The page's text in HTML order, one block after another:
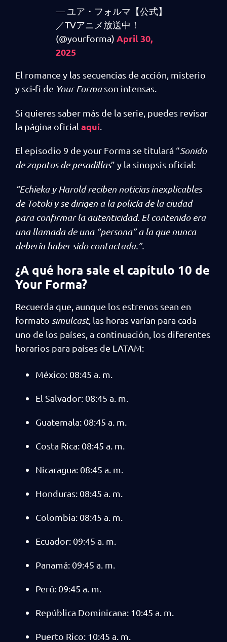
— ユア・フォルマ【公式】
／TVアニメ放送中！
(@yourforma) April 30,
2025
El romance y las secuencias de acción, misterio
y sci-fi de Your Formason intensas.
Si quieres saber más de la serie, puedes revisar
la página oficial aquí
El episodio 9 de your Forma se titulará “Sonido
de zapatos de pesadillas” y la sinopsis oficial:
“Echieka y Harold reciben noticias inexplicables
de Totoki y se dirigen a la policía de la ciudad
para confirmar la autenticidad. El contenido era
una llamada de una “persona” a la que nunca
debería haber sido contactada.”.
¿A qué hora sale el capítulo 10 de
Your Forma?
Recuerda que, aunque los estrenos sean en
formato simulcast, las horas varían para cada
uno de los países, a continuación, los diferentes
horarios para países de LATAM:
México: 08:45 a. m.
El Salvador: 08:45 a. m.
Guatemala: 08:45 a. m.
Costa Rica: 08:45 a. m.
Nicaragua: 08:45 a. m.
Honduras: 08:45 a. m.
Colombia: 08:45 a. m.
Ecuador: 09:45 a. m.
Panamá: 09:45 a. m.
Perú: 09:45 a. m.
República Dominicana: 10:45 a. m.
Puerto Rico: 10:45 a. m.